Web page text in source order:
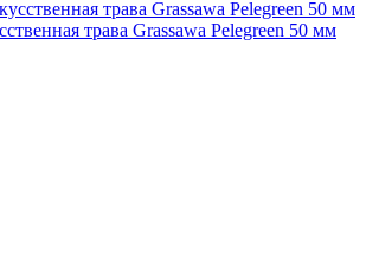
трава Grassawa Pelegreen 50 мм